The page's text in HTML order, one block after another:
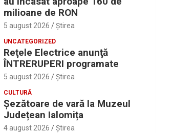
milioane de RON
5 august 2026 Ştirea
UNCATEGORIZED
Reţele Electrice anunţă
ÎNTRERUPERI programate
5 august 2026 Ştirea
CULTURĂ
Șezătoare de vară la Muzeul
Județean Ialomița
4 august 2026 Ştirea